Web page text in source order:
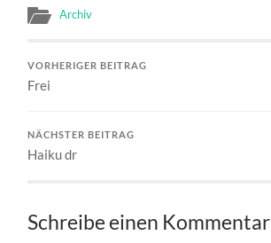
Archiv
VORHERIGER BEITRAG
Frei
NÄCHSTER BEITRAG
Haiku dr
Schreibe einen Kommentar